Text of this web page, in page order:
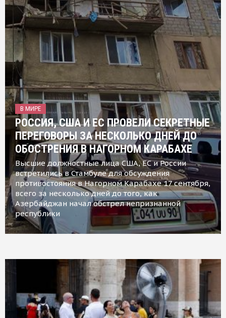
В МИРЕ
РОССИЯ, США И ЕС ПРОВЕЛИ СЕКРЕТНЫЕ
ПЕРЕГОВОРЫ ЗА НЕСКОЛЬКО ДНЕЙ ДО
ОБОСТРЕНИЯ В НАГОРНОМ КАРАБАХЕ
Высшие должностные лица США, ЕС и России
встретились в Стамбуле для обсуждения
противостояния в Нагорном Карабахе 17 сентября,
всего за несколько дней до того, как
Азербайджан начал обстрел непризнанной
республики